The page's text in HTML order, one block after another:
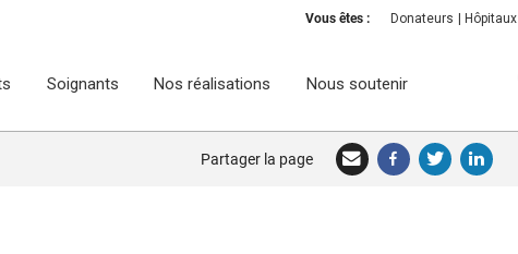
Vous êtes : Donateurs Hôpitaux
Soignants Nos réalisations Nous soutenir
RECHERCHER
Partager la page